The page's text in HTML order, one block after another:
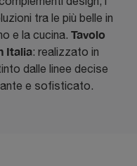
tra le più belle in
e la cucina. Tavolo
Italia: realizzato in
dalle linee decise
e sofisticato.